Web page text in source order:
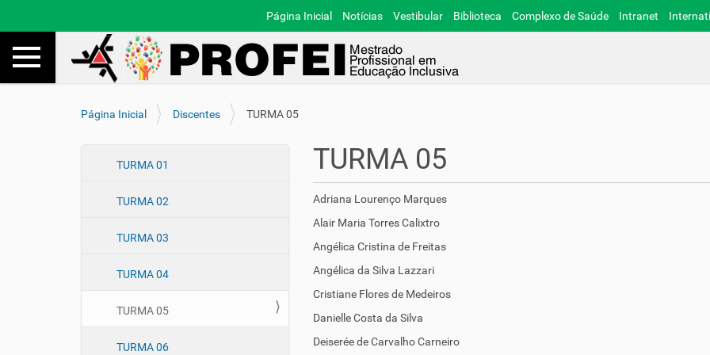
Página Inicial Notícias Vestibular Biblioteca Complexo de Saúde Intranet
Toggle navigation Busca
V
Página Inicial Discentes TURMA 05
o
TURMA 01
TURMA 02
TURMA 03
TURMA 04
TURMA 05
TURMA 06
TURMA 05
Adriana Lourenço Marques
Alair Maria Torres Calixtro
Angélica Cristina de Freitas
Angélica da Silva Lazzari
Cristiane Flores de Medeiros
Danielle Costa da Silva
Deiserée de Carvalho Carneiro